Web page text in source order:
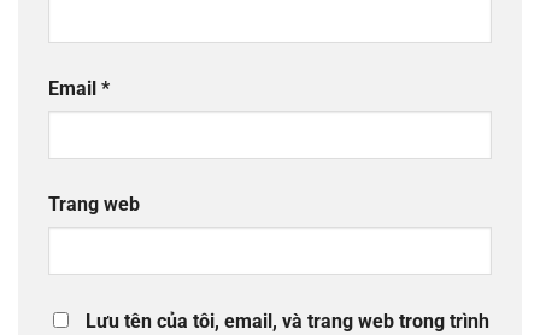
Email *
Trang web
Lưu tên của tôi, email, và trang web trong trình